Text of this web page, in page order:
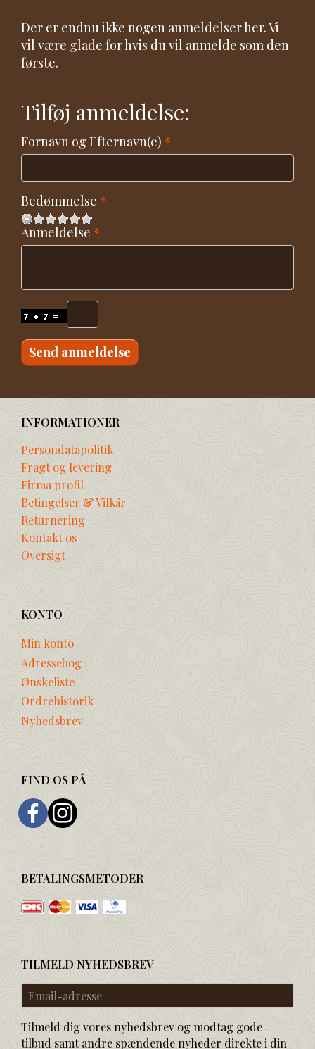
Der er endnu ikke nogen anmeldelser her. Vi
vil være glade for hvis du vil anmelde som den
første.
Tilføj anmeldelse:
Fornavn og Efternavn(e)
Bedømmelse
Anmeldelse
Send anmeldelse
INFORMATIONER
Persondatapolitik
Fragt og levering
Firma profil
Betingelser & Vilkår
Returnering
Kontakt os
Oversigt
KONTO
Min konto
Adressebog
Ønskeliste
Ordrehistorik
Nyhedsbrev
FIND OS PÅ
BETALINGSMETODER
TILMELD NYHEDSBREV
Email-
adresse
Tilmeld dig vores nyhedsbrev og modtag gode
tilbud samt andre spændende nyheder direkte i din